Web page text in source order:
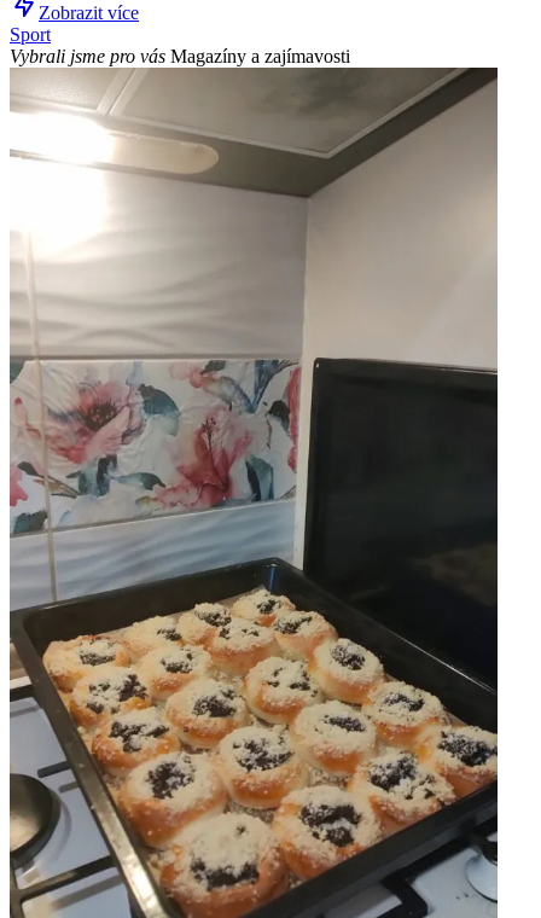
Zobrazit více
Sport
Vybrali jsme pro vás Magazíny a zajímavosti